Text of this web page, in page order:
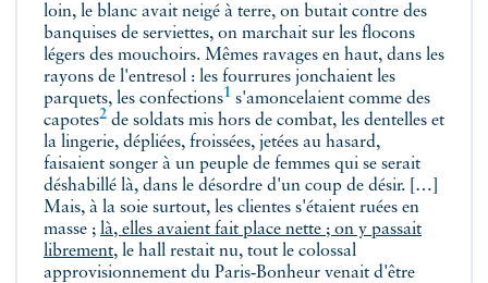
loin, le blanc avait neigé à terre, on butait contre des
banquises de serviettes, on marchait sur les flocons
légers des mouchoirs. Mêmes ravages en haut, dans les
rayons de l'entresol : les fourrures jonchaient les
parquets, les confections1 s'amoncelaient comme des
capotes2 de soldats mis hors de combat, les dentelles et
la lingerie, dépliées, froissées, jetées au hasard,
faisaient songer à un peuple de femmes qui se serait
déshabillé là, dans le désordre d'un coup de désir. […]
Mais, à la soie surtout, les clientes s'étaient ruées en
masse ; là, elles avaient fait place nette ; on y passait
librement, le hall restait nu, tout le colossal
approvisionnement du Paris‑Bonheur venait d'être